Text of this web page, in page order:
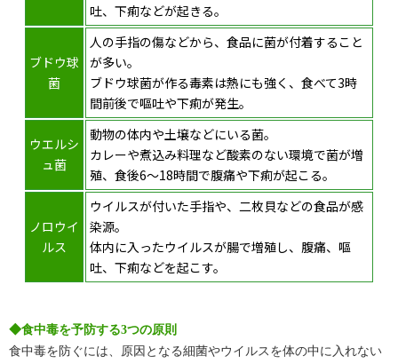
吐、下痢などが起きる。
ブドウ球
菌
人の手指の傷などから、食品に菌が付着すること
が多い。
ブドウ球菌が作る毒素は熱にも強く、食べて3時
間前後で嘔吐や下痢が発生。
ウエルシ
ュ菌
動物の体内や土壌などにいる菌。
カレーや煮込み料理など酸素のない環境で菌が増
殖、食後6～18時間で腹痛や下痢が起こる。
ノロウイ
ルス
ウイルスが付いた手指や、二枚貝などの食品が感
染源。
体内に入ったウイルスが腸で増殖し、腹痛、嘔
吐、下痢などを起こす。
◆食中毒を予防する3つの原則
食中毒を防ぐには、原因となる細菌やウイルスを体の中に入れない